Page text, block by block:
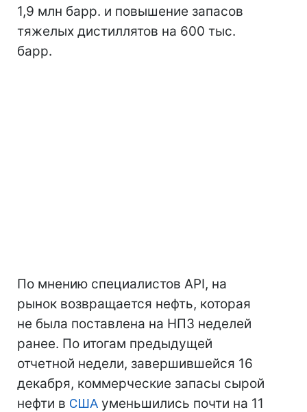
1,9 млн барр. и повышение запасов
тяжелых дистиллятов на 600 тыс.
барр.
По мнению специалистов API, на
рынок возвращается нефть, которая
не была поставлена на НПЗ неделей
ранее. По итогам предыдущей
отчетной недели, завершившейся 16
декабря, коммерческие запасы сырой
нефти в США уменьшились почти на 11